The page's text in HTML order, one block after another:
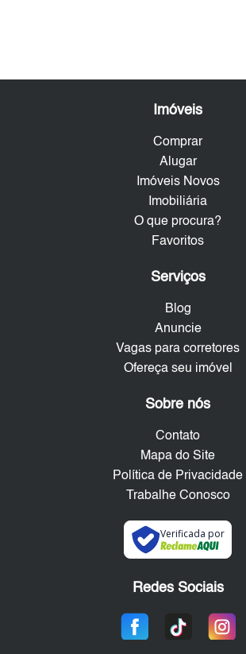
Imóveis
Comprar
Alugar
Imóveis Novos
Imobiliária
O que procura?
Favoritos
Serviços
Blog
Anuncie
Vagas para corretores
Ofereça seu imóvel
Sobre nós
Contato
Mapa do Site
Política de Privacidade
Trabalhe Conosco
Verificada por
Redes Sociais